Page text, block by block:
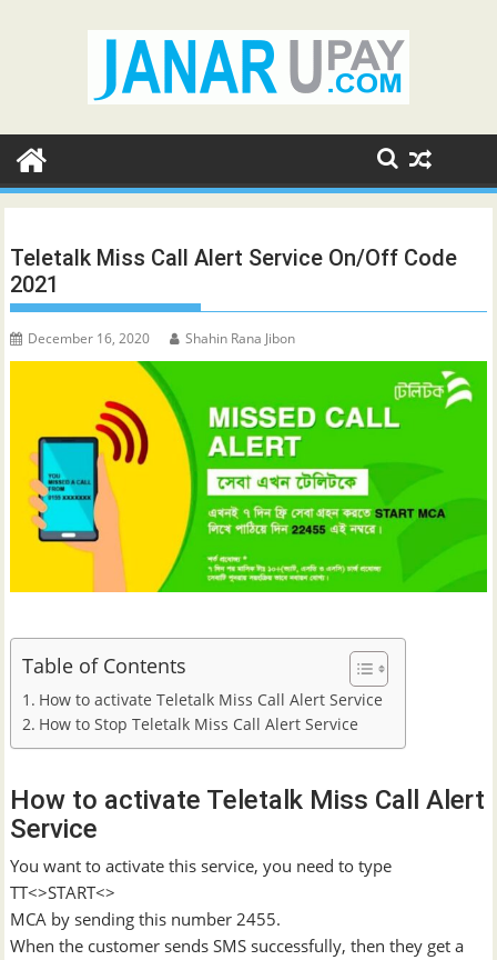
Teletalk Miss Call Alert Service On/Off Code
2021
December 16, 2020 Shahin Rana Jibon
Table of Contents
How to activate Teletalk Miss Call Alert Service
How to Stop Teletalk Miss Call Alert Service
How to activate Teletalk Miss Call Alert
Service
You want to activate this service, you need to type
TT<>START<>
MCA by sending this number 2455.
When the customer sends SMS successfully, then they get a